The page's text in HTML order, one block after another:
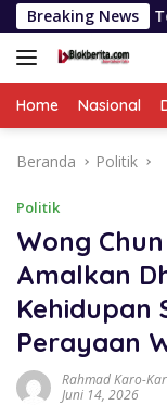
Langsung
ke
konten
Breaking News
Pola
Home Nasional
Beranda Politik
Politik
Wong
Amalkan
Kehidupan
Perayaan
Rahmad Karo-
Juni 14, 2026